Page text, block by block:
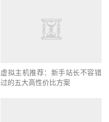
虚拟主机推荐：新手站长不容错
过的五大高性价比方案